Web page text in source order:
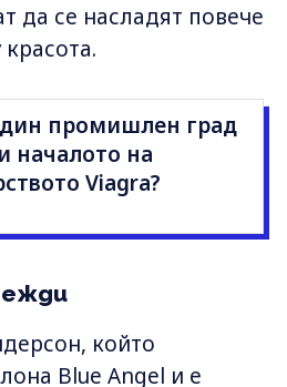
да се насладят повече
промишлен град
началото на
Viagra?
който
Blue Angel и е